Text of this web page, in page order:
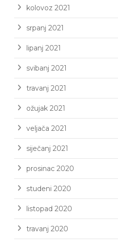
kolovoz 2021
srpanj 2021
lipanj 2021
svibanj 2021
travanj 2021
ožujak 2021
veljača 2021
siječanj 2021
prosinac 2020
studeni 2020
listopad 2020
travanj 2020